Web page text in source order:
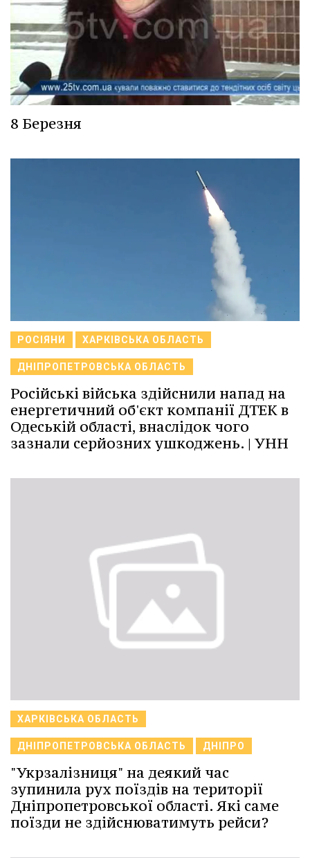
8 Березня
РОСІЯНИ ХАРКІВСЬКА ОБЛАСТЬ
ДНІПРОПЕТРОВСЬКА ОБЛАСТЬ
Російські війська здійснили напад на
енергетичний об'єкт компанії ДТЕК в
Одеській області, внаслідок чого
зазнали серйозних ушкоджень. | УНН
ХАРКІВСЬКА ОБЛАСТЬ
ДНІПРОПЕТРОВСЬКА ОБЛАСТЬ ДНІПРО
"Укрзалізниця" на деякий час
зупинила рух поїздів на території
Дніпропетровської області. Які саме
поїзди не здійснюватимуть рейси?